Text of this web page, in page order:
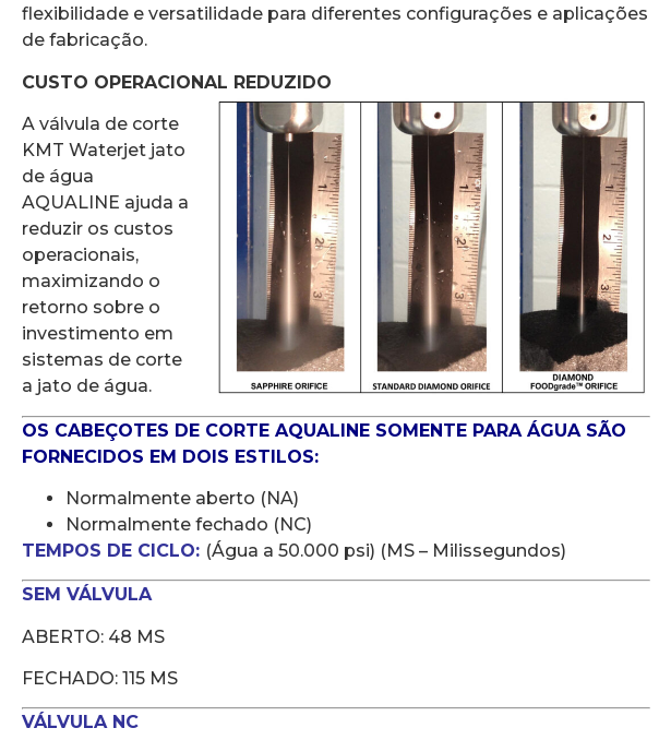
flexibilidade e versatilidade para diferentes configurações e aplicações
de fabricação.
CUSTO OPERACIONAL REDUZIDO
A válvula de corte
KMT Waterjet jato
de água
AQUALINE ajuda a
reduzir os custos
operacionais,
maximizando o
retorno sobre o
investimento em
sistemas de corte
a jato de água.
OS CABEÇOTES DE CORTE AQUALINE SOMENTE PARA ÁGUA SÃO
FORNECIDOS EM DOIS ESTILOS:
Normalmente aberto (NA)
Normalmente fechado (NC)
TEMPOS DE CICLO: (Água a 50.000 psi) (MS – Milissegundos)
SEM VÁLVULA
ABERTO: 48 MS
FECHADO: 115 MS
VÁLVULA NC